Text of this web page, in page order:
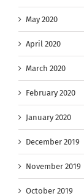
May 2020
April 2020
March 2020
February 2020
January 2020
December 2019
November 2019
October 2019